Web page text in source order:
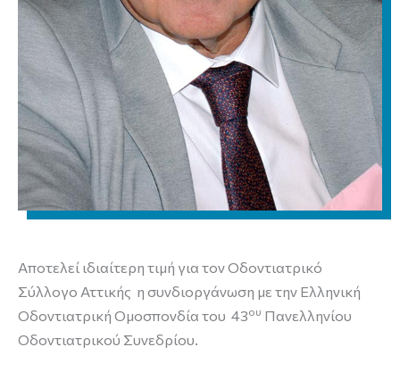
Αποτελεί ιδιαίτερη τιμή για τον Οδοντιατρικό
Σύλλογο Αττικής η συνδιοργάνωση με την Ελληνική
Οδοντιατρική Ομοσπονδία του 43ου Πανελληνίου
Οδοντιατρικού Συνεδρίου.